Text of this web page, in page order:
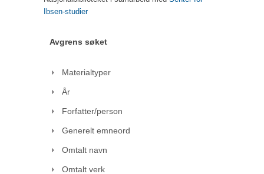
Ibsen-studier
Avgrens søket
Materialtyper
År
Forfatter/person
Generelt emneord
Omtalt navn
Omtalt verk